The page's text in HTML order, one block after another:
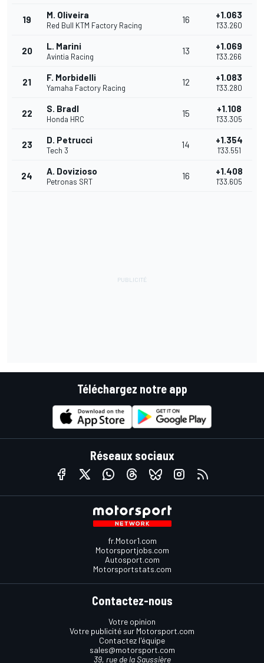
19 M. Oliveira
Red Bull KTM Factory Racing
16 +1.063
1'33.260
20 L. Marini
Avintia Racing
13 +1.069
1'33.266
21 F. Morbidelli
Yamaha Factory Racing
12 +1.083
1'33.280
22 S. Bradl
Honda HRC
15 +1.108
1'33.305
23 D. Petrucci
Tech 3
14 +1.354
1'33.551
24 A. Dovizioso
Petronas SRT
16 +1.408
1'33.605
Téléchargez notre app
Réseaux sociaux
fr.Motor1.com
Motorsportjobs.com
Autosport.com
Motorsportstats.com
Contactez-nous
Votre opinion
Votre publicité sur Motorsport.com
Contactez l'équipe
sales@motorsport.com
39, rue de la Saussière